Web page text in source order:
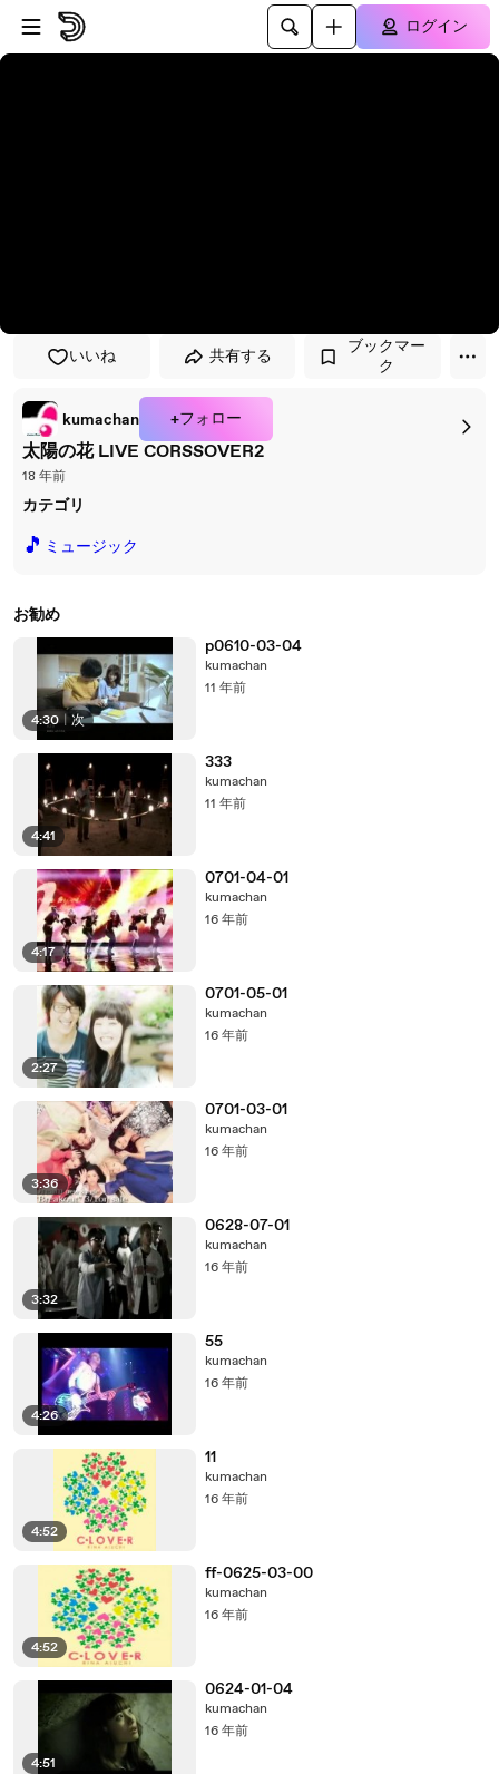
プレイヤーにスキップ
メインコンテンツにスキップ
ログイン
いいね 共有する
ブックマー
ク
kumachan +フォロー
太陽の花 LIVE CORSSOVER2
18 年前
カテゴリ
🎵 ミュージック
お勧め
4:30 | 次
p0610-03-04
kumachan
11 年前
4:41
333
kumachan
11 年前
4:17
0701-04-01
kumachan
16 年前
2:27
0701-05-01
kumachan
16 年前
3:36
0701-03-01
kumachan
16 年前
3:32
0628-07-01
kumachan
16 年前
4:26
55
kumachan
16 年前
4:52
11
kumachan
16 年前
4:52
ff-0625-03-00
kumachan
16 年前
4:51
0624-01-04
kumachan
16 年前